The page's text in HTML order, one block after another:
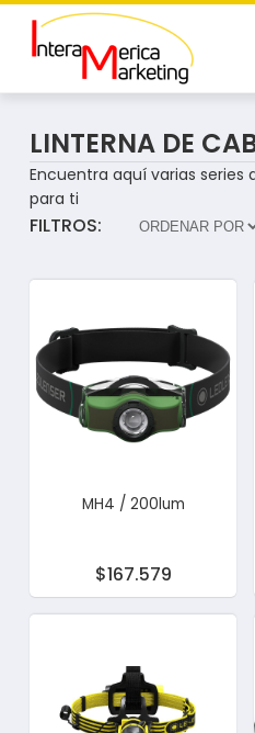
LINTERNA DE
Encuentra aquí varias
para ti
FILTROS:
MH4 / 200lum
$167.579